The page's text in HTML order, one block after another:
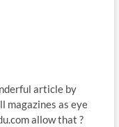
article by
magazines as eye
allow that ?